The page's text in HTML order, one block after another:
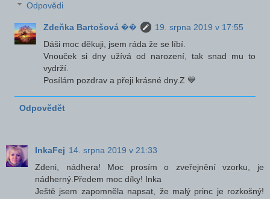
Odpovědi
Zdeňka Bartošová ��
19. srpna 2019 v 17:55
Dáši moc děkuji, jsem ráda že se líbí.
Vnouček si dny užívá od narození, tak snad mu to
vydrží.
Posílám pozdrav a přeji krásné dny.Z 💙
Odpovědět
InkaFej 14. srpna 2019 v 21:33
Zdeni, nádhera! Moc prosím o zveřejnění vzorku, je
nádherný.Předem moc díky! Inka
Ještě jsem zapomněla napsat, že malý princ je rozkošný!